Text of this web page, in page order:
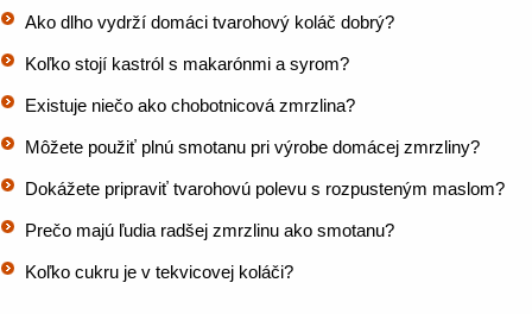
Ako dlho vydrží domáci tvarohový koláč dobrý?
Koľko stojí kastról s makarónmi a syrom?
Existuje niečo ako chobotnicová zmrzlina?
Môžete použiť plnú smotanu pri výrobe domácej zmrzliny?
Dokážete pripraviť tvarohovú polevu s rozpusteným maslom?
Prečo majú ľudia radšej zmrzlinu ako smotanu?
Koľko cukru je v tekvicovej koláči?